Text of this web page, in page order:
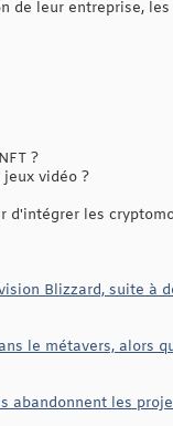
de leur entreprise,
?
vidéo ?
les
Blizzard, suite à
le métavers, alors
les